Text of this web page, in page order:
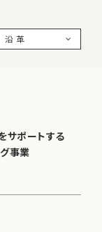
沿 革
サポートする
事業